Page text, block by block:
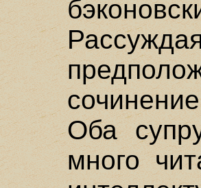
Оба
много